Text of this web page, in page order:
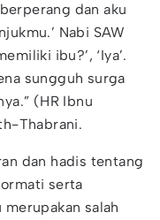
dan aku
Nabi SAW
ibu?’, ‘Iya’.
sungguh surga
(HR Ibnu
Thabrani.
dan hadis tentang
serta
salah